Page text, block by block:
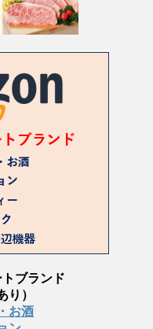
ブランド
り）
お酒